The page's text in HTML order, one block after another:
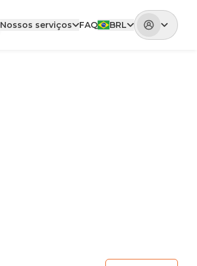
Nossos serviços FAQ BRL